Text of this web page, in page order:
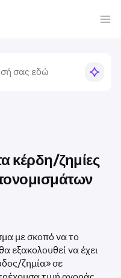
κέρδη/ζημίες
με σκοπό να το
εξακολουθεί να έχει
ζημία» σε